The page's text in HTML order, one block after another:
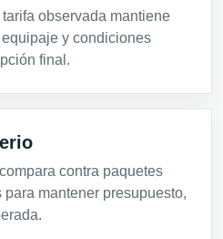
observada mantiene
y condiciones
final.
contra paquetes
mantener presupuesto,